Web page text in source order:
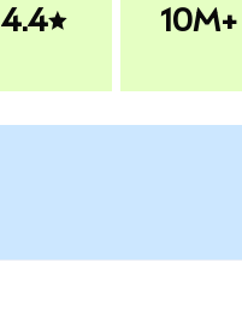
4.4 10M+